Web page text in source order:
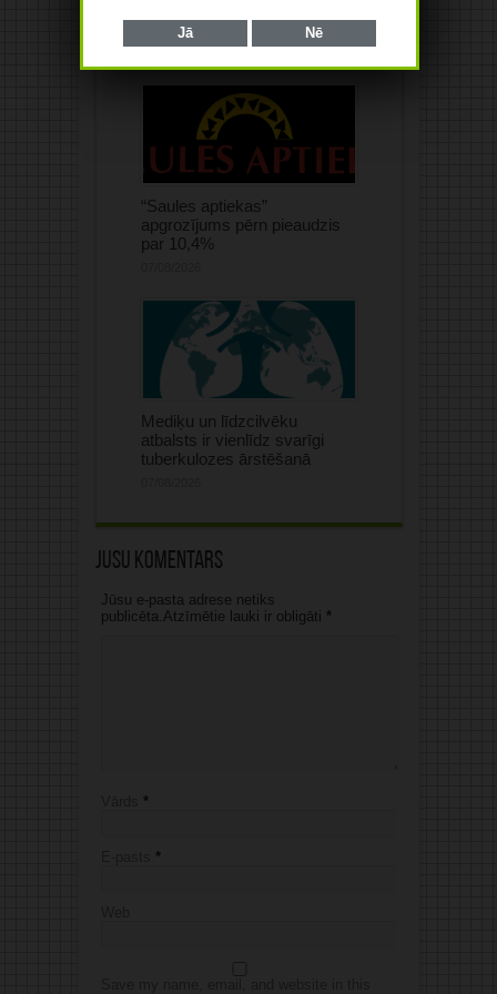
“Saules aptiekas”
apgrozījums pērn pieaudzis
par 10,4%
Mediķu un līdzcilvēku
atbalsts ir vienlīdz svarīgi
tuberkulozes ārstēšanā
Jūsu komentārs
Jūsu e-pasta adrese netiks
publicēta.Atzīmētie lauki ir obligāti *
*
*
Jā Nē